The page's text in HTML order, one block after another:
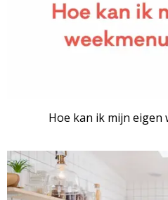
Hoe kan ik mijn eigen